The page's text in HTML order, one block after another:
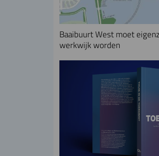
Baaibuurt West moet
werkwijk worden